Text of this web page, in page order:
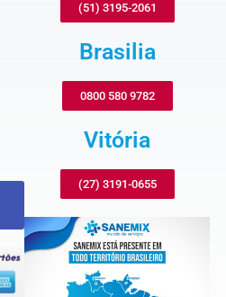
(51) 3195-2061
Brasilia
0800 580 9782
Vitória
(27) 3191-0655